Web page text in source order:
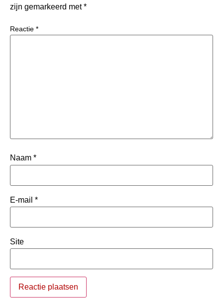
zijn gemarkeerd met*
Reactie *
Naam *
E-mail *
Site